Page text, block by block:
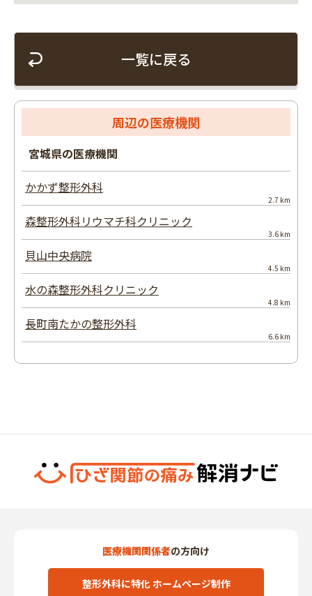
一覧に戻る
周辺の医療機関
宮城県の医療機関
かかず整形外科
2.7 km
森整形外科リウマチ科クリニック
3.6 km
貝山中央病院
4.5 km
水の森整形外科クリニック
4.8 km
長町南たかの整形外科
6.6 km
医療機関関係者の方向け
整形外科に特化 ホームページ制作